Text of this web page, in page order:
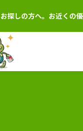
探しの方へ。お近くの